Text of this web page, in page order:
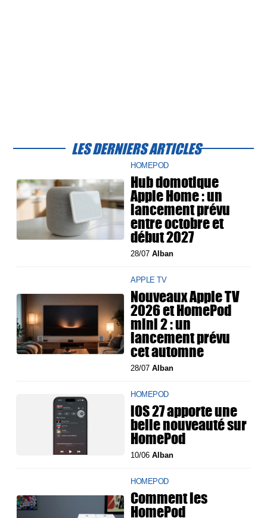
LES DERNIERS ARTICLES
HOMEPOD
Hub domotique
Apple Home : un
lancement prévu
entre octobre et
début 2027
28/07Alban
APPLE TV
Nouveaux Apple TV
2026 et HomePod
mini 2 : un
lancement prévu
cet automne
28/07Alban
HOMEPOD
iOS 27 apporte une
belle nouveauté sur
HomePod
10/06Alban
HOMEPOD
Comment les
HomePod